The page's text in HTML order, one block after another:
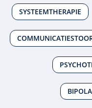
SYSTEEMTHERAPIE